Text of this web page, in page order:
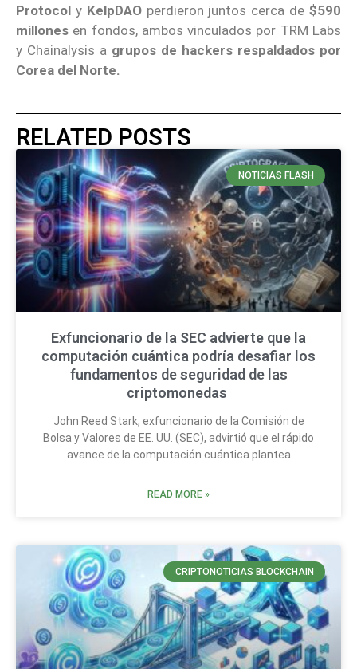
Protocol y KelpDAOperdieron juntos cerca de $590
millones en fondos, ambos vinculados por TRM Labs
y Chainalysis a grupos de hackers respaldados por
Corea del Norte.
RELATED POSTS
NOTICIAS FLASH
Exfuncionario de la SEC advierte que la
computación cuántica podría desafiar los
fundamentos de seguridad de las
criptomonedas
John Reed Stark, exfuncionario de la Comisión de
Bolsa y Valores de EE. UU. (SEC), advirtió que el rápido
avance de la computación cuántica plantea
READ MORE »
CRIPTONOTICIAS BLOCKCHAIN